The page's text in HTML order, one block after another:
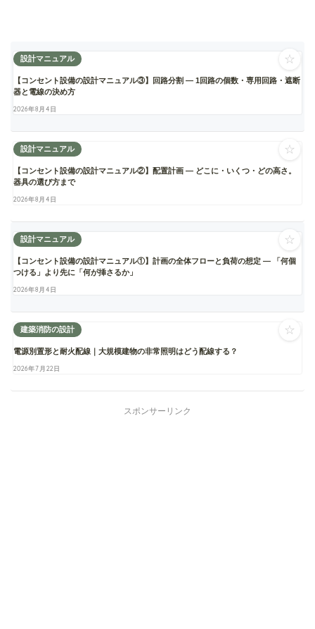
設計マニュアル
【コンセント設備の設計マニュアル③】回路分割 ― 1回路の個数・専用回路・遮断
器と電線の決め方
2026年8月4日
☆
設計マニュアル
【コンセント設備の設計マニュアル②】配置計画 ― どこに・いくつ・どの高さ。
器具の選び方まで
2026年8月4日
☆
設計マニュアル
【コンセント設備の設計マニュアル①】計画の全体フローと負荷の想定 ― 「何個
つける」より先に「何が挿さるか」
2026年8月4日
☆
建築消防の設計
電源別置形と耐火配線｜大規模建物の非常照明はどう配線する？
2026年7月22日
☆
スポンサーリンク